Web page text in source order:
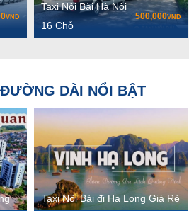
VND
Taxi Nội Bài Hà Nội
16 Chỗ
500,000VND
DÀI NỔI BẬT
Taxi Nội Bài đi Hạ Long Giá Rẻ